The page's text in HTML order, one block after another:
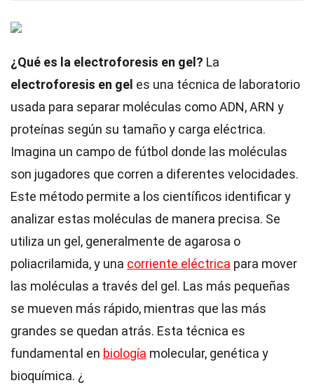
¿Qué es la electroforesis en gel? La
electroforesis en gel es una técnica de laboratorio
usada para separar moléculas como ADN, ARN y
proteínas según su tamaño y carga eléctrica.
Imagina un campo de fútbol donde las moléculas
son jugadores que corren a diferentes velocidades.
Este método permite a los científicos identificar y
analizar estas moléculas de manera precisa. Se
utiliza un gel, generalmente de agarosa o
poliacrilamida, y una corriente eléctrica para mover
las moléculas a través del gel. Las más pequeñas
se mueven más rápido, mientras que las más
grandes se quedan atrás. Esta técnica es
fundamental en biología molecular, genética y
bioquímica. ¿